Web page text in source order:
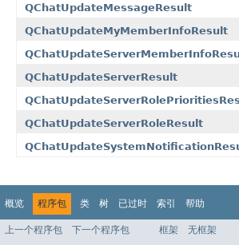
QChatUpdateMessageResult
QChatUpdateMyMemberInfoResult
QChatUpdateServerResult
QChatUpdateServerRoleResult
概览 程序包 类 树 已过时 索引 帮助
上一个程序包 下一个程序包 框架 无框架